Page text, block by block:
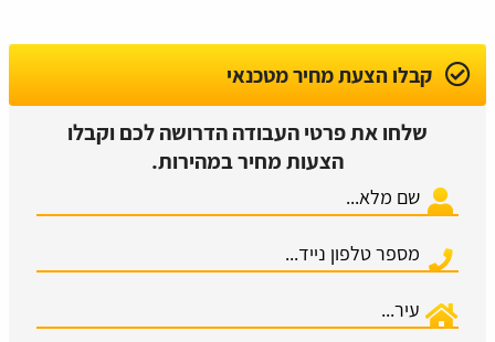
קבלו הצעת מחיר מטכנאי
שלחו את פרטי העבודה הדרושה לכם וקבלו
הצעות מחיר במהירות.